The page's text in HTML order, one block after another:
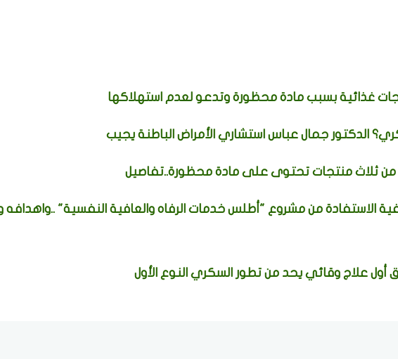
الدكتور جمال عباس استشاري الأمراض الباطنة يجيب
من ثلاث منتجات تحتوى على مادة محظورة..تفاصيل
الاستفادة من مشروع "أطلس خدمات الرفاه والعافية النفسية" ..واهدافه
علاج وقائي يحد من تطور السكري النوع الأول